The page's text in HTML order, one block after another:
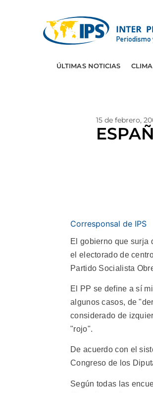
ÚLTIMAS NOTICIAS CLIMA
15 de febrero,
Corresponsal de IPS
El gobierno que surja
el electorado de
Partido Socialista
El PP se define a sí
algunos casos, de
considerado de
"rojo".
De acuerdo con el
Congreso de los
Según todas las